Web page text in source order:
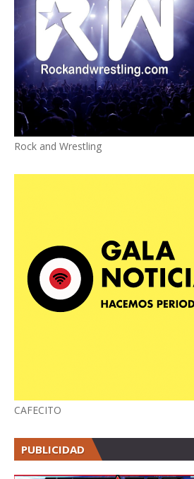
Rock and Wrestling
CAFECITO
PUBLICIDAD